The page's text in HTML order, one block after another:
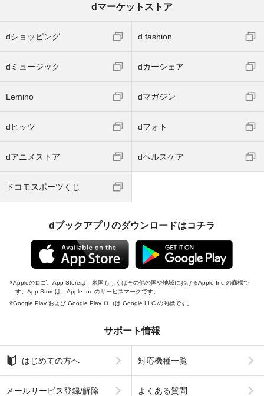
dマーケットストア
dショッピング d fashion
dミュージック dカーシェア
Lemino dマガジン
dヒッツ dフォト
dアニメストア dヘルスケア
ドコモスポーツくじ
dブックアプリのダウンロードはコチラ
Appleのロゴ、App Storeは、米国もしくはその他の国や地域におけるApple Inc.の商標で
す。App Storeは、Apple Inc.のサービスマークです。
Google Play および Google Play ロゴは Google LLC の商標です。
サポート情報
はじめての方へ 対応機種一覧
メールサービス登録/解除 よくある質問